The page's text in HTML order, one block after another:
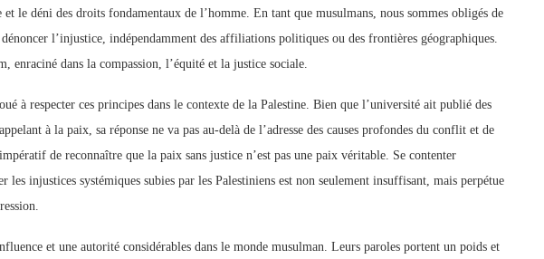
le déni des droits fondamentaux de l’homme. En tant que musulmans, nous sommes obligés de
l’injustice, indépendamment des affiliations politiques ou des frontières géographiques.
enraciné dans la compassion, l’équité et la justice sociale.
à respecter ces principes dans le contexte de la Palestine. Bien que l’université ait publié des
à la paix, sa réponse ne va pas au-delà de l’adresse des causes profondes du conflit et de
de reconnaître que la paix sans justice n’est pas une paix véritable. Se contenter
les injustices systémiques subies par les Palestiniens est non seulement insuffisant, mais perpétue
et une autorité considérables dans le monde musulman. Leurs paroles portent un poids et